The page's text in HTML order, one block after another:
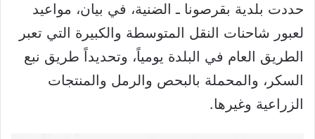
حددت بلدية بقرصونا ـ الضنية، في بيان، مواعيد
لعبور شاحنات النقل المتوسطة والكبيرة التي تعبر
الطريق العام في البلدة يومياً، وتحديداً طريق نبع
السكر، والمحملة بالبحص والرمل والمنتجات
الزراعية وغيرها.